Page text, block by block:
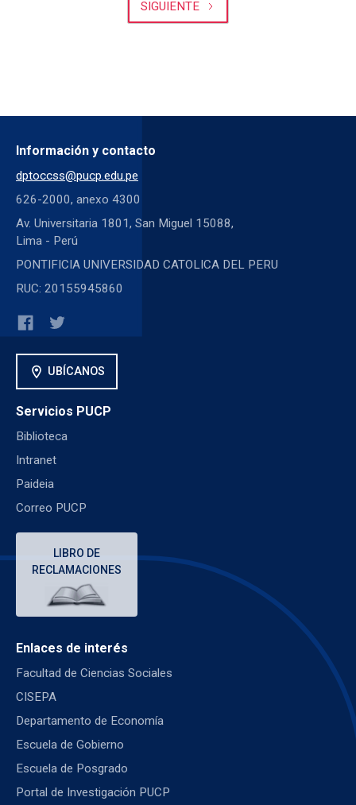
SIGUIENTE
Información y contacto
dptoccss@pucp.edu.pe
626-2000, anexo 4300
Av. Universitaria 1801, San Miguel 15088,
Lima - Perú
PONTIFICIA UNIVERSIDAD CATOLICA DEL PERU
RUC: 20155945860
location_on UBÍCANOS
Servicios PUCP
Biblioteca
Intranet
Paideia
Correo PUCP
LIBRO DE
RECLAMACIONES
Enlaces de interés
Facultad de Ciencias Sociales
CISEPA
Departamento de Economía
Escuela de Gobierno
Escuela de Posgrado
Portal de Investigación PUCP